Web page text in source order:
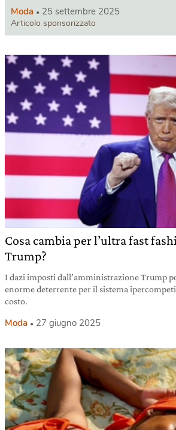
Moda 25 settembre 2025
Articolo sponsorizzato
Cosa cambia per l’ultra fast
Trump?
I dazi imposti dall’amministrazione Trump
enorme deterrente per il sistema
costo.
Moda 27 giugno 2025